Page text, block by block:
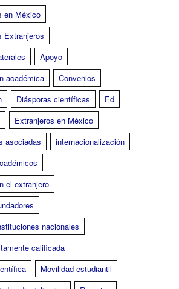
en México
Extranjeros
Apoyo
académica
Convenios
Diásporas científicas
Ed
Extranjeros en México
asociadas
internacionalización
el extranjero
nacionales
calificada
Movilidad estudiantil